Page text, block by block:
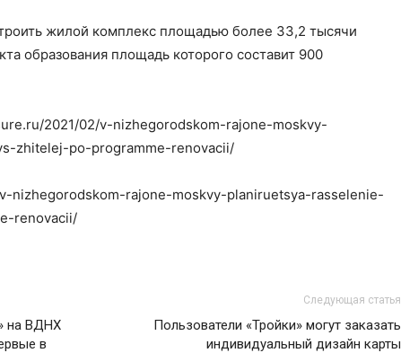
жилой комплекс площадью более 33,2 тысячи
образования площадь которого составит 900
2021/02/v-nizhegorodskom-rajone-moskvy-
zhitelej-po-programme-renovacii/
nizhegorodskom-rajone-moskvy-planiruetsya-rasselenie-
renovacii/
на ВДНХ
в
Следующая статья
Пользователи «Тройки» могут заказать
индивидуальный дизайн карты